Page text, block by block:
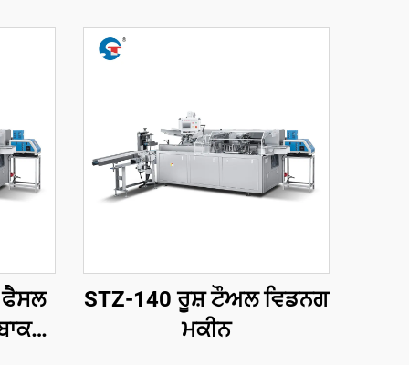
ਫੈਸਲ
STZ-140 ਰੂਸ਼ ਟੌਅਲ ਵਿਡਨਗ
ਮਕੀਨ